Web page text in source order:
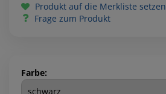
Produkt auf die Merkliste setzen
Frage zum Produkt
Farbe: